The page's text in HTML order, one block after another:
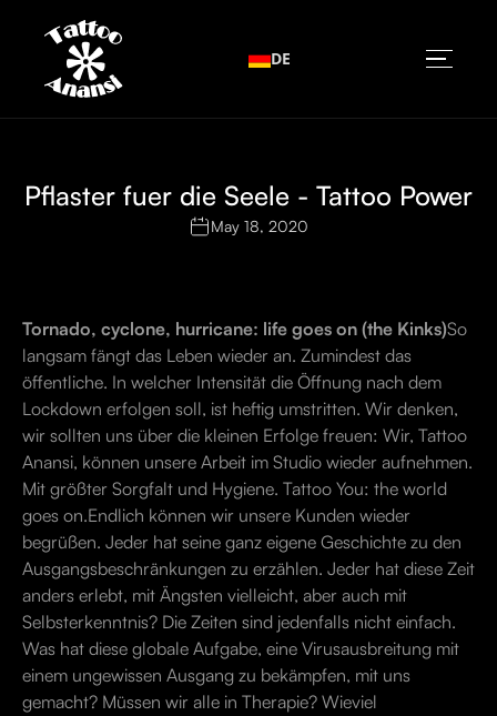
DE
Pflaster fuer die Seele - Tattoo Power
May 18, 2020
Tornado, cyclone, hurricane: life goes on (the Kinks)So
langsam fängt das Leben wieder an. Zumindest das
öffentliche. In welcher Intensität die Öffnung nach dem
Lockdown erfolgen soll, ist heftig umstritten. Wir denken,
wir sollten uns über die kleinen Erfolge freuen: Wir, Tattoo
Anansi, können unsere Arbeit im Studio wieder aufnehmen.
Mit größter Sorgfalt und Hygiene. Tattoo You: the world
goes on.Endlich können wir unsere Kunden wieder
begrüßen. Jeder hat seine ganz eigene Geschichte zu den
Ausgangsbeschränkungen zu erzählen. Jeder hat diese Zeit
anders erlebt, mit Ängsten vielleicht, aber auch mit
Selbsterkenntnis? Die Zeiten sind jedenfalls nicht einfach.
Was hat diese globale Aufgabe, eine Virusausbreitung mit
einem ungewissen Ausgang zu bekämpfen, mit uns
gemacht? Müssen wir alle in Therapie? Wieviel